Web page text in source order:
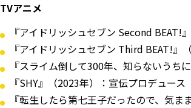
TVアニメ
『アイドリッシュセブン Second BEAT!
『アイドリッシュセブン Third BEAT!
『スライム倒して300年、知らないうち
『SHY』（2023年）：宣伝プロデュース
『転生したら第七王子だったので、気